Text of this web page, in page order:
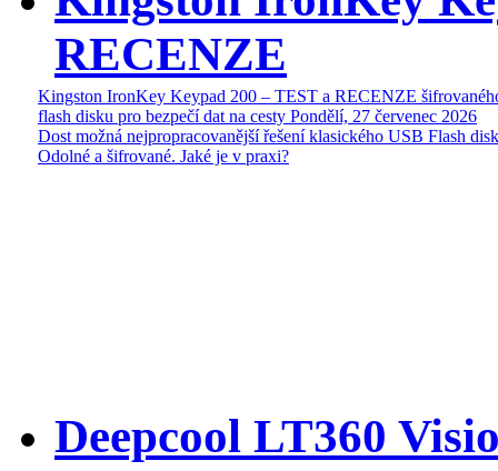
RECENZE
Kingston IronKey Keypad 200 – TEST a RECENZE
flash disku pro bezpečí dat na cesty Pondělí, 27 červenec 2026
Dost možná nejpropracovanější řešení klasického USB Flash
Odolné a šifrované. Jaké je v praxi?
Deepcool LT360